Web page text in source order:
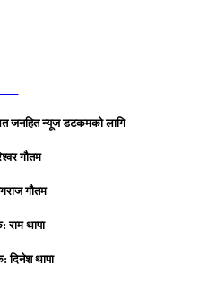
जनहित न्यूज डटकमको लागि
गौतम
गौतम
राम थापा
दिनेश थापा